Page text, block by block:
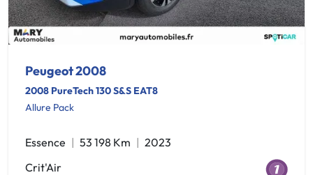
Peugeot 2008
2008 PureTech 130 S&S EAT8
Allure Pack
Essence 53 198 Km
2023
Crit'Air